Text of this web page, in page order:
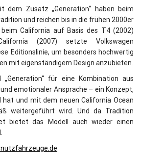
dem Zusatz „Generation“ haben beim
und reichen bis in die frühen 2000er
California auf Basis des T4 (2002)
(2007) setzte Volkswagen
Editionslinie, um besonders hochwertig
mit eigenständigem Design anzubieten.
für eine Kombination aus
emotionaler Ansprache – ein Konzept,
und mit dem neuen California Ocean
weitergeführt wird. Und da Tradition
bietet das Modell auch wieder einen